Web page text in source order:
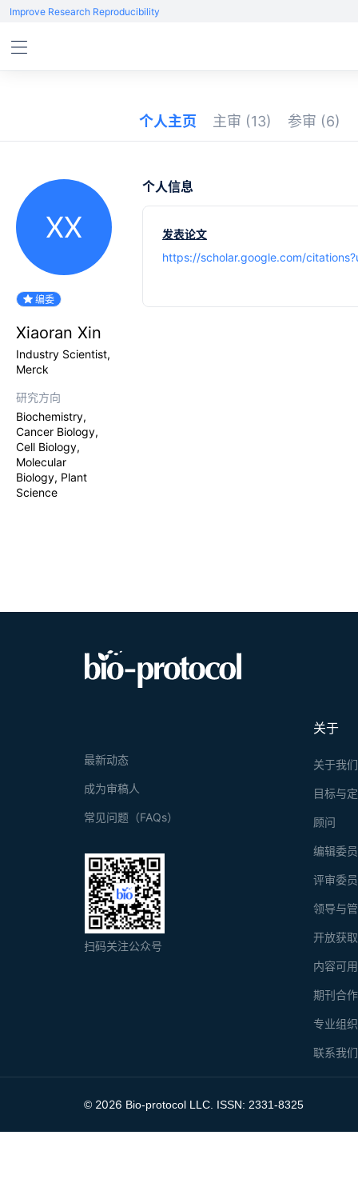
Improve Research Reproducibility
个人主页 主审 (13) 参审 (6)
XX
编委
Xiaoran Xin
Industry Scientist,
Merck
研究方向
Biochemistry,
Cancer Biology,
Cell Biology,
Molecular
Biology, Plant
Science
个人信息
发表论文
https://scholar.google.com/
关于
关于我们
目标与
顾问
编辑委
评审委
领导与
开放获
内容可
期刊合
专业组
联系我们
最新动态
成为审稿人
常见问题（FAQs）
扫码关注公众号
© 2026 Bio-protocol LLC. ISSN: 2331-8325